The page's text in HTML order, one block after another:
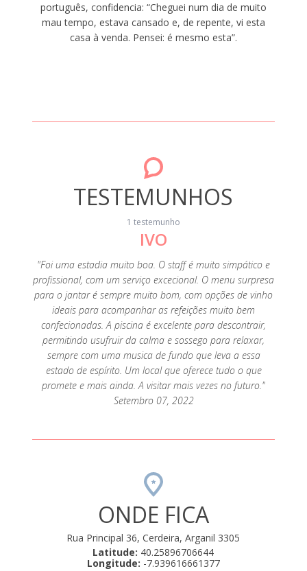
português, confidencia: “Cheguei num dia de muito
mau tempo, estava cansado e, de repente, vi esta
casa à venda. Pensei: é mesmo esta”.
TESTEMUNHOS
1 testemunho
IVO
"Foi uma estadia muito boa. O staff é muito simpático e
profissional, com um serviço excecional. O menu surpresa
para o jantar é sempre muito bom, com opções de vinho
ideais para acompanhar as refeições muito bem
confecionadas. A piscina é excelente para descontrair,
permitindo usufruir da calma e sossego para relaxar,
sempre com uma musica de fundo que leva a essa
estado de espírito. Um local que oferece tudo o que
promete e mais ainda. A visitar mais vezes no futuro."
Setembro 07, 2022
ONDE FICA
Rua Principal 36, Cerdeira, Arganil 3305
Latitude: 40.25896706644
Longitude: -7.939616661377